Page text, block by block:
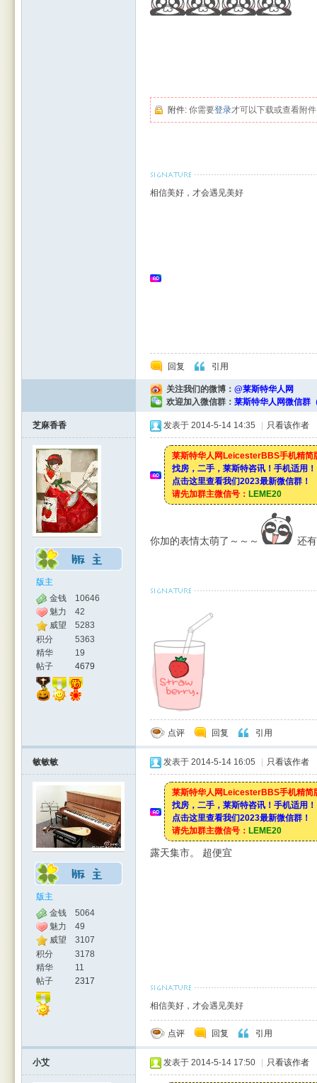
附件: 你需要登录才可以下载或查看附
相信美好，才会遇见美好
回复 引用
关注我们的微博：@莱斯特华人网
欢迎加入微信群：莱斯特华人网微信群
芝麻香香
版主
金钱
10646
魅力
42
威望
5283
积分
5363
精华
19
帖子
4679
发表于 2014-5-14 14:35 只看该作者
莱斯特华人网LeicesterBBS手机精简
找房，二手，莱斯特咨讯！手机适用！
点击这里查看我们2023最新微信群！
请先加群主微信号： LEME20
你加的表情太萌了～～～ 还
点评 回复 引用
敏敏敏
版主
金钱
5064
魅力
49
威望
3107
积分
3178
精华
11
帖子
2317
发表于 2014-5-14 16:05 只看该作者
莱斯特华人网LeicesterBBS手机精简
找房，二手，莱斯特咨讯！手机适用！
点击这里查看我们2023最新微信群！
请先加群主微信号： LEME20
露天集市。 超便宜
相信美好，才会遇见美好
点评 回复 引用
小艾 发表于 2014-5-14 17:50 只看该作者